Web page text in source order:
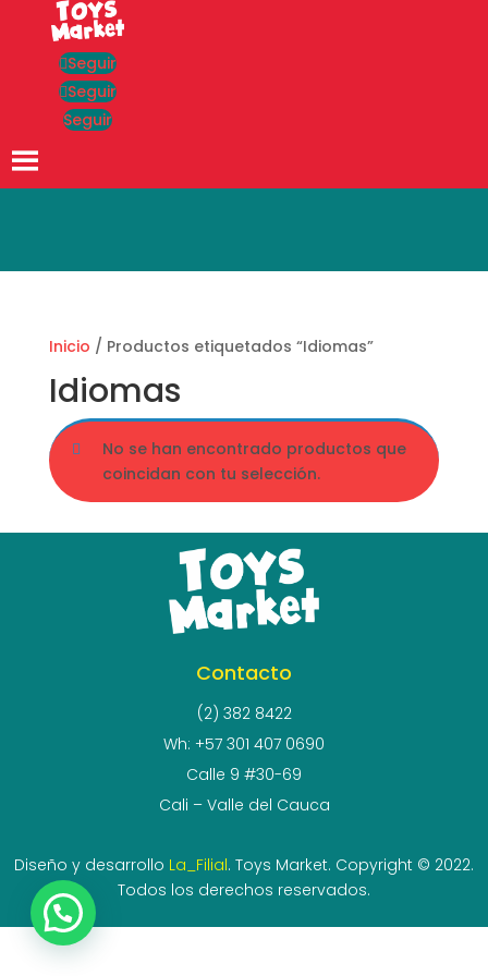
Seguir
Seguir
Seguir
Inicio / Productos etiquetados “Idiomas”
Idiomas
No se han encontrado productos que
coincidan con tu selección.
Contacto
(2) 382 8422
Wh: +57 301 407 0690
Calle 9 #30-69
Cali – Valle del Cauca
Diseño y desarrollo La_Filial. Toys Market. Copyright © 2022.
Todos los derechos reservados.